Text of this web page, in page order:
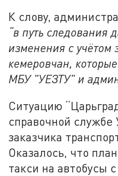
К слову,
“в путь следования
изменения с
кемеровчан,
МБУ "УЕЗТУ" и
Ситуацию
справочной службе
заказчика
Оказалось, что
такси на автобусы